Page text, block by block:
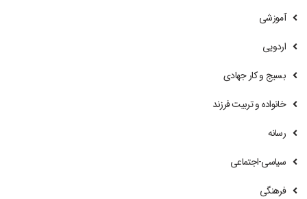
آموزشی
اردویی
بسیج و کار جهادی
خانواده و تربیت فرزند
رسانه
سیاسی-اجتماعی
فرهنگی